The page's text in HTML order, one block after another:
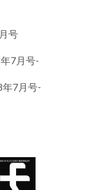
号
7月号-
年7月号-